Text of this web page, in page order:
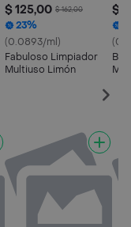
$ 125,00 $ 162,00
23%
(0.0893/ml)
Fabuloso Limpiador
Multiuso Limón
$